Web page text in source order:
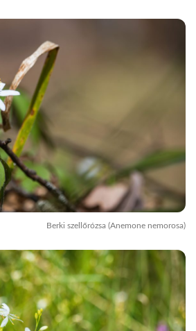
Berki szellőrózsa (Anemone nemorosa)